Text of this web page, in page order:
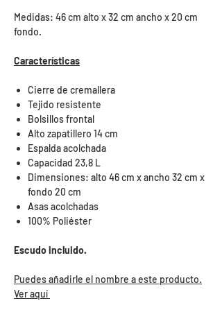
Medidas: 46 cm alto x 32 cm ancho x 20 cm
fondo.
Características
Cierre de cremallera
Tejido resistente
Bolsillos frontal
Alto zapatillero 14 cm
Espalda acolchada
Capacidad 23,8 L
Dimensiones: alto 46 cm x ancho 32 cm x
fondo 20 cm
Asas acolchadas
100% Poliéster
Escudo incluido.
Puedes añadirle el nombre a este producto.
Ver aquí